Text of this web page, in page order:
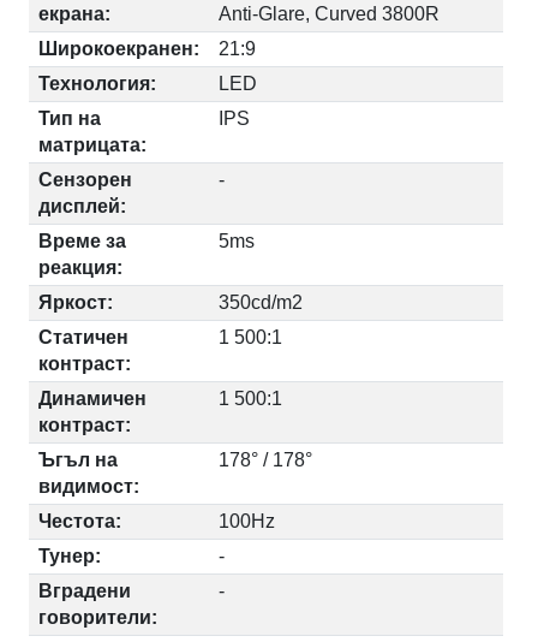
екрана:
Anti-Glare, Curved 3800R
Широкоекранен:
21:9
Технология:
LED
Тип на
матрицата:
IPS
Сензорен
дисплей:
-
Време за
реакция:
5ms
Яркост:
350cd/m2
Статичен
контраст:
1 500:1
Динамичен
контраст:
1 500:1
Ъгъл на
видимост:
178° / 178°
Честота:
100Hz
Тунер:
-
Вградени
говорители:
-